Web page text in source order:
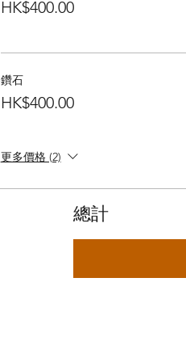
HK$400.00
鑽石
HK$400.00
更多價格 (2)
總計